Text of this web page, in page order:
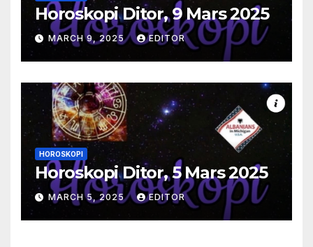
Horoskopi Ditor, 9 Mars 2025
MARCH 9, 2025 EDITOR
HOROSKOPI
Horoskopi Ditor, 5 Mars 2025
MARCH 5, 2025 EDITOR